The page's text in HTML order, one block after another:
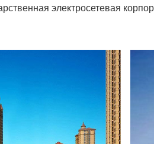
электросетевая